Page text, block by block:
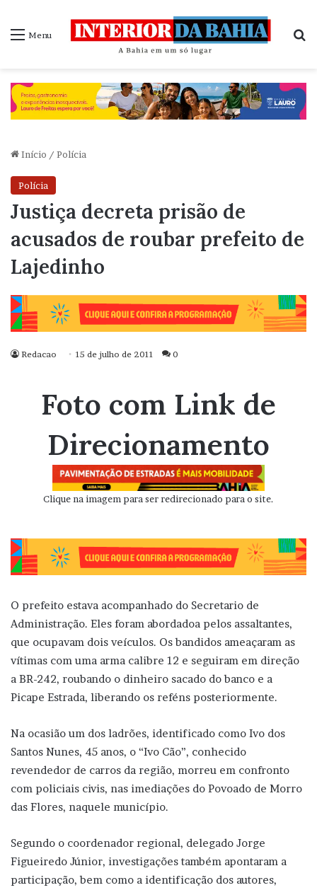
Menu
Início / Polícia
Polícia
Justiça decreta prisão de
acusados de roubar prefeito de
Lajedinho
Redacao 15 de julho de 2011 0
Foto com Link de
Direcionamento
Clique na imagem para ser redirecionado para o site.
O prefeito estava acompanhado do Secretario de
Administração. Eles foram abordadoa pelos assaltantes,
que ocupavam dois veículos. Os bandidos ameaçaram as
vítimas com uma arma calibre 12 e seguiram em direção
a BR-242, roubando o dinheiro sacado do banco e a
Picape Estrada, liberando os reféns posteriormente.
Na ocasião um dos ladrões, identificado como Ivo dos
Santos Nunes, 45 anos, o “Ivo Cão”, conhecido
revendedor de carros da região, morreu em confronto
com policiais civis, nas imediações do Povoado de Morro
das Flores, naquele município.
Segundo o coordenador regional, delegado Jorge
Figueiredo Júnior, investigações também apontaram a
participação, bem como a identificação dos autores,